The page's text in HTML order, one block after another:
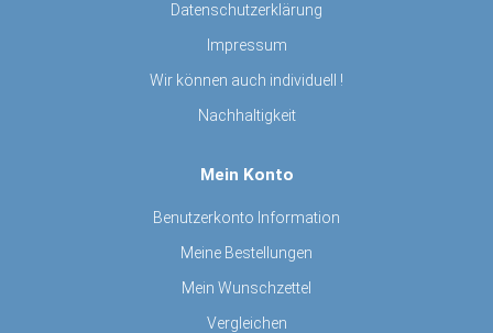
Datenschutzerklärung
Impressum
Wir können auch individuell !
Nachhaltigkeit
Mein Konto
Benutzerkonto Information
Meine Bestellungen
Mein Wunschzettel
Vergleichen